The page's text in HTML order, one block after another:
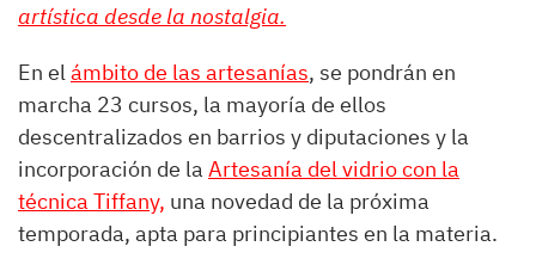
artística desde la nostalgia.
En elámbito de las artesanías, se pondrán en
marcha 23 cursos, la mayoría de ellos
descentralizados en barrios y diputaciones y la
incorporación de la Artesanía del vidrio con la
técnica Tiffany, una novedad de la próxima
temporada, apta para principiantes en la materia.